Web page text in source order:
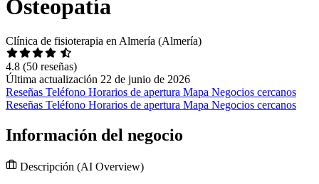
Osteopatía
Clínica de fisioterapia en Almería (Almería)
4.8 (50 reseñas)
Última actualización 22 de junio de 2026
Reseñas Teléfono Horarios de apertura Mapa Negocios cercanos
Reseñas Teléfono Horarios de apertura Mapa Negocios cercanos
Información del negocio
Descripción (AI Overview)